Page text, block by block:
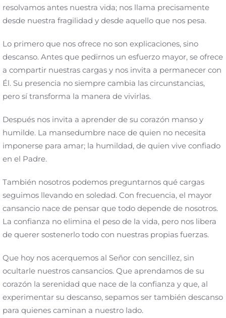
resolvamos antes nuestra vida; nos llama precisamente
desde nuestra fragilidad y desde aquello que nos pesa.
Lo primero que nos ofrece no son explicaciones, sino
descanso. Antes que pedirnos un esfuerzo mayor, se ofrece
a compartir nuestras cargas y nos invita a permanecer con
Él. Su presencia no siempre cambia las circunstancias,
pero sí transforma la manera de vivirlas.
Después nos invita a aprender de su corazón manso y
humilde. La mansedumbre nace de quien no necesita
imponerse para amar; la humildad, de quien vive confiado
en el Padre.
También nosotros podemos preguntarnos qué cargas
seguimos llevando en soledad. Con frecuencia, el mayor
cansancio nace de pensar que todo depende de nosotros.
La confianza no elimina el peso de la vida, pero nos libera
de querer sostenerlo todo con nuestras propias fuerzas.
Que hoy nos acerquemos al Señor con sencillez, sin
ocultarle nuestros cansancios. Que aprendamos de su
corazón la serenidad que nace de la confianza y que, al
experimentar su descanso, sepamos ser también descanso
para quienes caminan a nuestro lado.